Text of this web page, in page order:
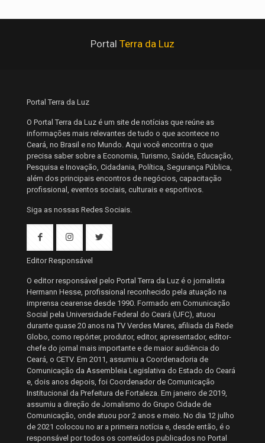
Portal Terra da Luz
Portal Terra da Luz
O Portal Terra da Luz é um site de notícias que reúne as
informações mais relevantes de tudo o que acontece no
Ceará, no Brasil e no Mundo. Aqui você encontra o que
precisa saber sobre a Economia, Turismo, Saúde, Educação,
Pesquisa e Inovação, Cidadania, Política, Segurança Pública,
além dos principais encontros de negócios, capacitação
profissional, eventos sociais, culturais e esportivos.
Siga as nossas Redes Sociais.
Editor Responsável
O editor responsável pelo Portal Terra da Luz é o jornalista
Hermann Hesse, profissional reconhecido pela atuação na
imprensa cearense desde 1990. Formado em Comunicação
Social pela Universidade Federal do Ceará (UFC), atuou
durante quase 20 anos na TV Verdes Mares, afiliada da Rede
Globo, como repórter, produtor, editor, apresentador, editor-
chefe do jornal mais importante e de maior audiência do
Ceará, o CETV. Em 2011, assumiu a Coordenadoria de
Comunicação da Assembleia Legislativa do Estado do Ceará
e, dois anos depois, foi Coordenador de Comunicação
Institucional da Prefeitura de Fortaleza. Em janeiro de 2019,
assumiu a direção de Jornalismo do Grupo Cidade de
Comunicação, onde atuou por 2 anos e meio. No dia 12 julho
de 2021 colocou no ar a primeira notícia e, desde então, é o
responsável por todos os conteúdos publicados no Portal